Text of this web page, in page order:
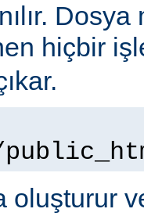
hiçbir
oluşturur